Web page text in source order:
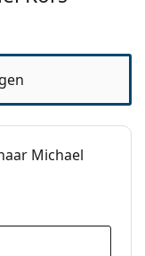
Michael